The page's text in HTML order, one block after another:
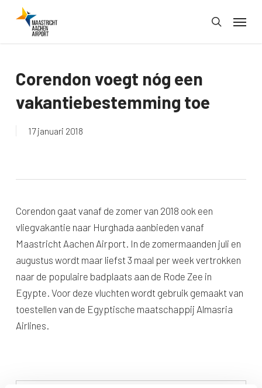
search
Menu
Corendon voegt nóg een
vakantiebestemming toe
17 januari 2018
Corendon gaat vanaf de zomer van 2018 ook een
vliegvakantie naar Hurghada aanbieden vanaf
Maastricht Aachen Airport. In de zomermaanden juli en
augustus wordt maar liefst 3 maal per week vertrokken
naar de populaire badplaats aan de Rode Zee in
Egypte. Voor deze vluchten wordt gebruik gemaakt van
toestellen van de Egyptische maatschappij Almasria
Airlines.